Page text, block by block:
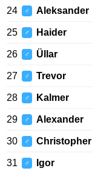
24 ♂ Aleksander
25 ♂ Haider
26 ♂ Üllar
27 ♂ Trevor
28 ♂ Kalmer
29 ♂ Alexander
30 ♂ Christopher
31 ♂ Igor